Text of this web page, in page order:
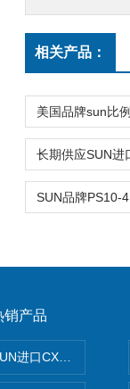
相关产品：
销产品
进口CXGDXCN插